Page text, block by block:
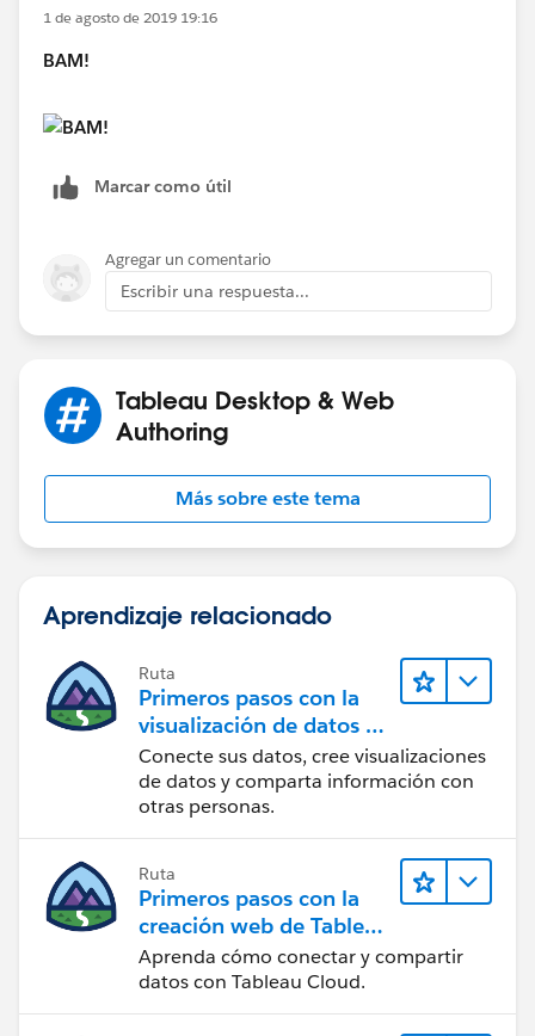
1 de agosto de 2019 19:16
BAM!
Marcar como útil
Agregar un comentario
Escribir una respuesta...
Tableau Desktop & Web
Authoring
Más sobre este tema
Aprendizaje relacionado
Ruta
Primeros pasos con la
visualización de datos en
Tableau Desktop
Conecte sus datos, cree visualizaciones
de datos y comparta información con
otras personas.
Ruta
Primeros pasos con la
creación web de Tableau
Cloud
Aprenda cómo conectar y compartir
datos con Tableau Cloud.